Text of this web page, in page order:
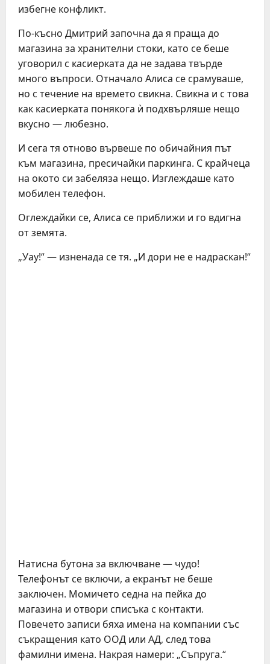
избегне конфликт.
По-късно Дмитрий започна да я праща до
магазина за хранителни стоки, като се беше
уговорил с касиерката да не задава твърде
много въпроси. Отначало Алиса се срамуваше,
но с течение на времето свикна. Свикна и с това
как касиерката понякога ѝ подхвърляше нещо
вкусно — любезно.
И сега тя отново вървеше по обичайния път
към магазина, пресичайки паркинга. С крайчеца
на окото си забеляза нещо. Изглеждаше като
мобилен телефон.
Оглеждайки се, Алиса се приближи и го вдигна
от земята.
„Уау!“ — изненада се тя. „И дори не е надраскан!“
Натисна бутона за включване — чудо!
Телефонът се включи, а екранът не беше
заключен. Момичето седна на пейка до
магазина и отвори списъка с контакти.
Повечето записи бяха имена на компании със
съкращения като ООД или АД, след това
фамилни имена. Накрая намери: „Съпруга.“